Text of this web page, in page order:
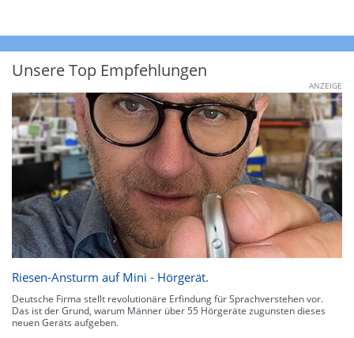
Unsere Top Empfehlungen
ANZEIGE
Riesen-Ansturm auf Mini - Hörgerät.
Deutsche Firma stellt revolutionäre Erfindung für Sprachverstehen vor.
Das ist der Grund, warum Männer über 55 Hörgeräte zugunsten dieses
neuen Geräts aufgeben.